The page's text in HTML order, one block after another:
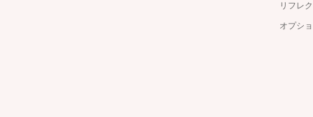
リフレ
オプシ